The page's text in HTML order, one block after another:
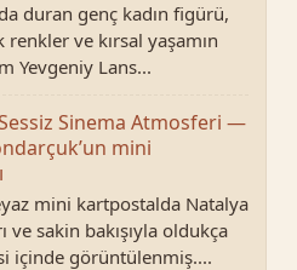
duran genç kadın figürü,
renkler ve kırsal yaşamın
Yevgeniy Lans...
Sinema Atmosferi —
mini
mini kartpostalda Natalya
ve sakin bakışıyla oldukça
içinde görüntülenmiş....